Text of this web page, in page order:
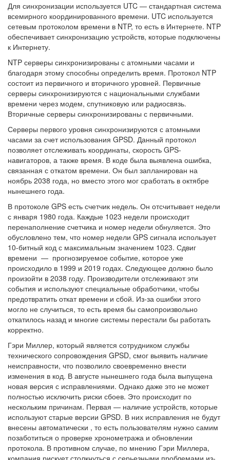
Для синхронизации используется UTC — стандартная система
всемирного координированного времени. UTC используется
сетевым протоколом времени в NTP, то есть в Интернете. NTP
обеспечивает синхронизацию устройств, которые подключены
к Интернету.
NTP серверы синхронизированы с атомными часами и
благодаря этому способны определить время. Протокол NTP
состоит из первичного и вторичного уровней. Первичные
серверы синхронизируются с национальными службами
времени через модем, спутниковую или радиосвязь.
Вторичные серверы синхронизированы с первичными.
Серверы первого уровня синхронизируются с атомными
часами за счет использования GPSD. Данный протокол
позволяет отслеживать координаты, скорость GPS-
навигаторов, а также время. В коде была выявлена ошибка,
связанная с откатом времени. Он был запланирован на
ноябрь 2038 года, но вместо этого мог сработать в октябре
нынешнего года.
В протоколе GPS есть счетчик недель. Он отсчитывает недели
с января 1980 года. Каждые 1023 недели происходит
перенаполнение счетчика и номер недели обнуляется. Это
обусловлено тем, что номер недели GPS сигнала использует
10-битный код с максимальным значением 1023. Сдвиг
времени — прогнозируемое событие, которое уже
происходило в 1999 и 2019 годах. Следующее должно было
произойти в 2038 году. Производители отслеживают эти
события и используют специальные обработчики, чтобы
предотвратить откат времени и сбой. Из-за ошибки этого
могло не случиться, то есть время бы самопроизвольно
откатилось назад и многие системы перестали бы работать
корректно.
Гэри Миллер, который является сотрудником службы
технического сопровождения GPSD, смог выявить наличие
неисправности, что позволило своевременно внести
изменения в код. В августе нынешнего года была выпущена
новая версия с исправлениями. Однако даже это не может
полностью исключить риски сбоев. Это происходит по
нескольким причинам. Первая — наличие устройств, которые
используют старые версии GPSD. В них исправления не будут
внесены автоматически , то есть пользователям нужно самим
позаботиться о проверке хронометража и обновлении
протокола. В противном случае, по мнению Гэри Миллера,